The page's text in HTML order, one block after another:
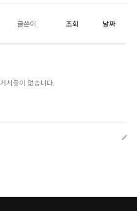
글쓴이 조회 날짜
게시물이 없습니다.